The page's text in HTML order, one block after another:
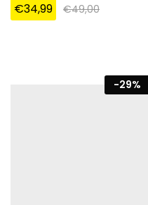
€34,99 €49,00
-29%